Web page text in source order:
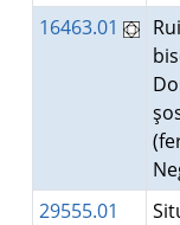
16463.01
29555.01